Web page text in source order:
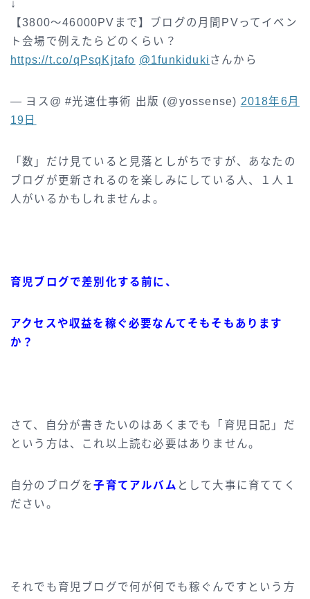
↓
【3800～46000PVまで】ブログの月間PVってイベン
ト会場で例えたらどのくらい？
https://t.co/qPsqKjtafo @1funkiduki さんから
— ヨス@ #光速仕事術 出版 (@yossense) 2018年6月
19日
「数」だけ見ていると見落としがちですが、あなたの
ブログが更新されるのを楽しみにしている人、１人１
人がいるかもしれませんよ。
育児ブログで差別化する前に、
アクセスや収益を稼ぐ必要なんてそもそもあります
か？
さて、自分が書きたいのはあくまでも「育児日記」だ
という方は、これ以上読む必要はありません。
自分のブログを子育てアルバム として大事に育ててく
ださい。
それでも育児ブログで何が何でも稼ぐんですという方